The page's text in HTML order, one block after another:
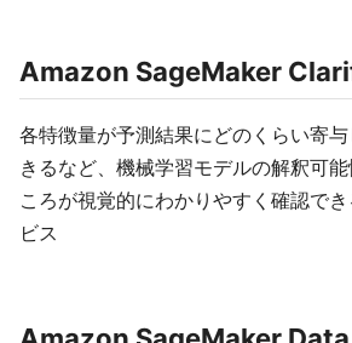
Amazon SageMaker
各特徴量が予測結果にどのくらい寄
きるなど、機械学習モデルの解釈可
ころが視覚的にわかりやすく確認で
ビス